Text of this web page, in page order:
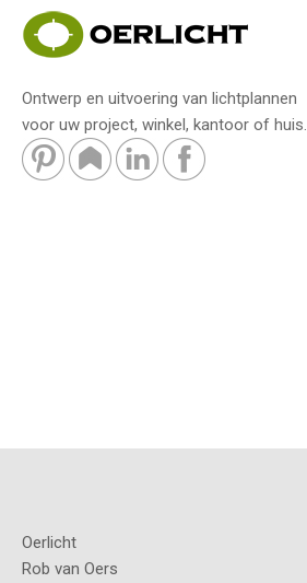
Ontwerp en uitvoering van lichtplannen
voor uw project, winkel, kantoor of huis.
Oerlicht
Rob van Oers